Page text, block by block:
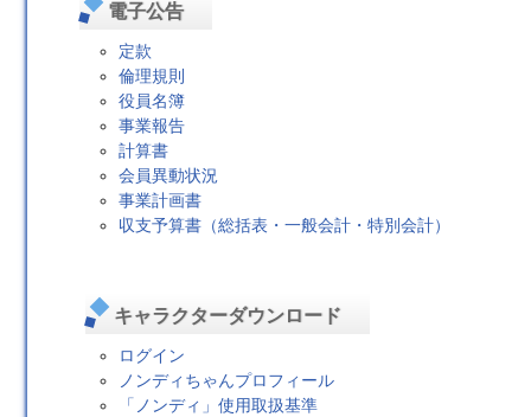
電子公告
定款
倫理規則
役員名簿
事業報告
計算書
会員異動状況
事業計画書
収支予算書（総括表・一般会計・特別会計）
キャラクターダウンロード
ログイン
ノンディちゃんプロフィール
「ノンディ」使用取扱基準